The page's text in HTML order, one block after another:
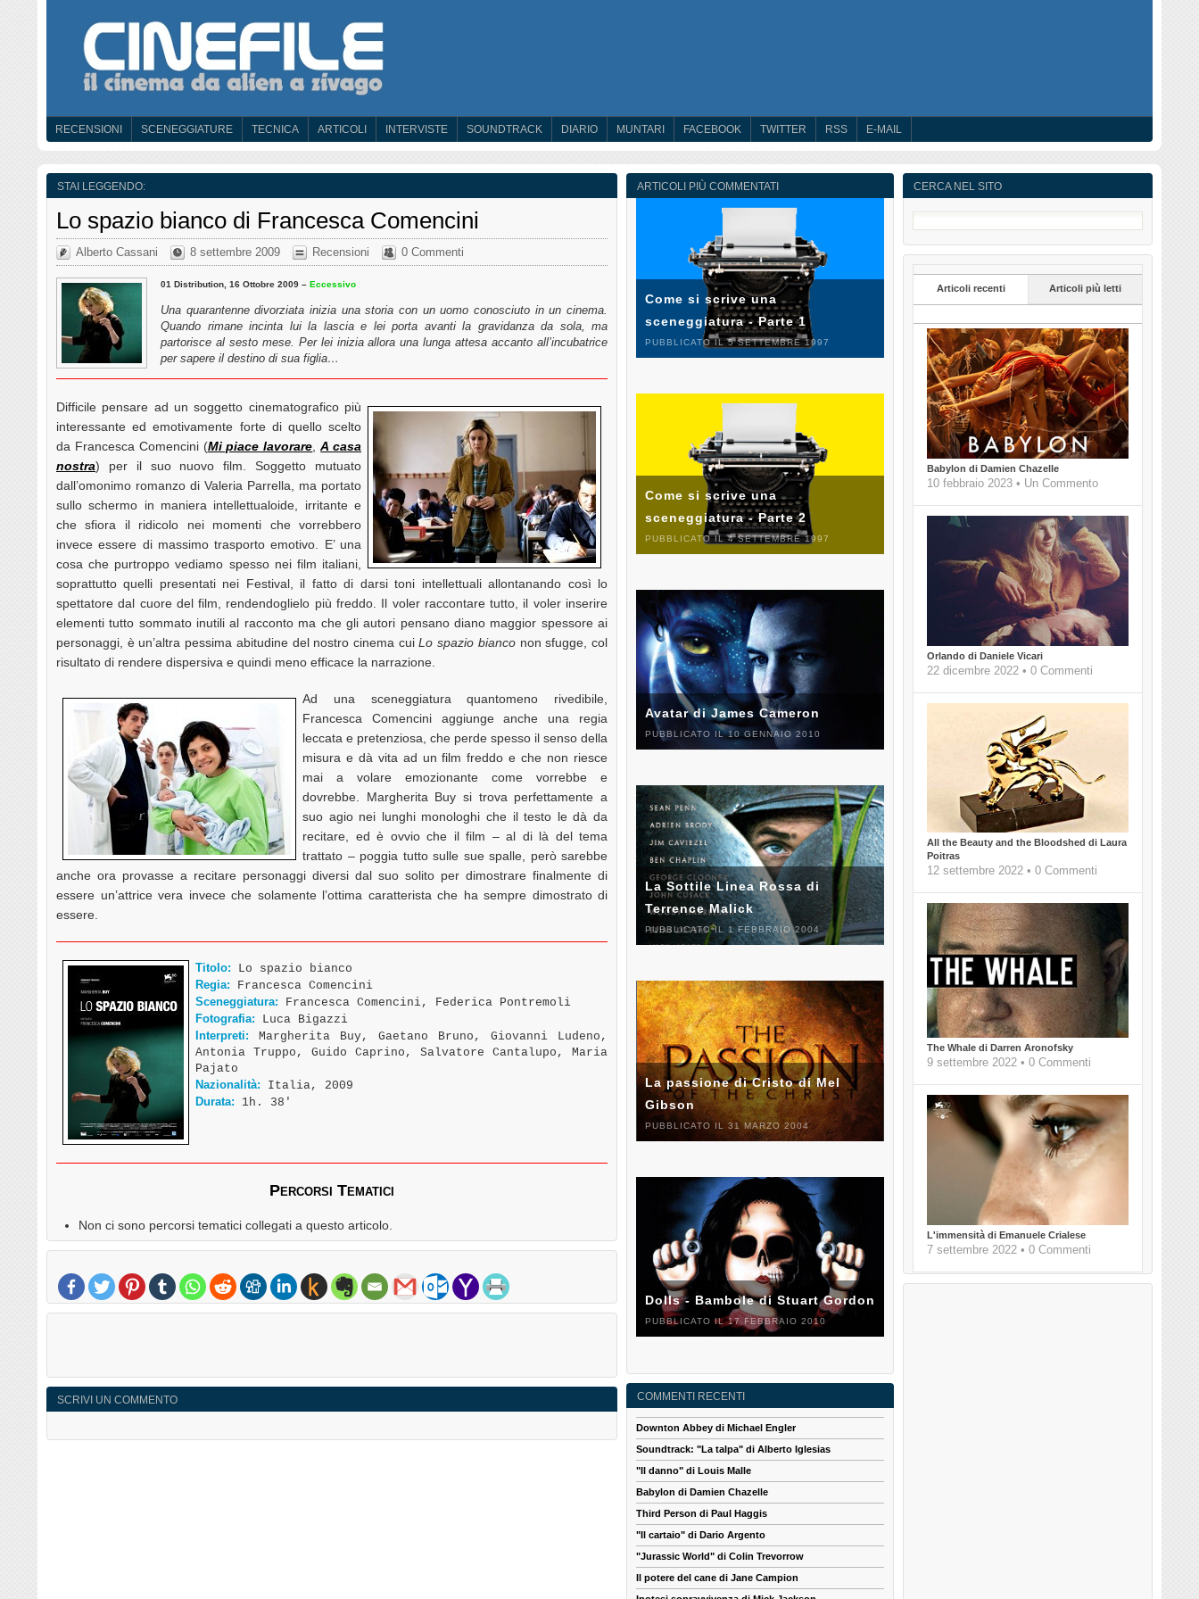
RECENSIONI SCENEGGIATURE TECNICA ARTICOLI INTERVISTE SOUNDTRACK DIARIO MUNTARI FACEBOOK TWITTER RSS E-MAIL
STAI LEGGENDO:
Lo spazio bianco di Francesca Comencini
Alberto Cassani 8 settembre 2009 Recensioni 0 Commenti
01 Distribution, 16 Ottobre 2009 – Eccessivo
Una quarantenne divorziata inizia una storia con un uomo conosciuto in un cinema.
Quando rimane incinta lui la lascia e lei porta avanti la gravidanza da sola, ma
partorisce al sesto mese. Per lei inizia allora una lunga attesa accanto all’incubatrice
per sapere il destino di sua figlia…
Difficile pensare ad un soggetto cinematografico più
interessante ed emotivamente forte di quello scelto
da Francesca Comencini (Mi piace lavorare ,A casa
nostra) per il suo nuovo film. Soggetto mutuato
dall’omonimo romanzo di Valeria Parrella, ma portato
sullo schermo in maniera intellettualoide, irritante e
che sfiora il ridicolo nei momenti che vorrebbero
invece essere di massimo trasporto emotivo. E’ una
cosa che purtroppo vediamo spesso nei film italiani,
soprattutto quelli presentati nei Festival, il fatto di darsi toni intellettuali allontanando così lo
spettatore dal cuore del film, rendendoglielo più freddo. Il voler raccontare tutto, il voler inserire
elementi tutto sommato inutili al racconto ma che gli autori pensano diano maggior spessore ai
personaggi, è un’altra pessima abitudine del nostro cinema cuiLo spazio bianconon sfugge, col
risultato di rendere dispersiva e quindi meno efficace la narrazione.
Ad una sceneggiatura quantomeno rivedibile,
Francesca Comencini aggiunge anche una regia
leccata e pretenziosa, che perde spesso il senso della
misura e dà vita ad un film freddo e che non riesce
mai a volare emozionante come vorrebbe e
dovrebbe. Margherita Buy si trova perfettamente a
suo agio nei lunghi monologhi che il testo le dà da
recitare, ed è ovvio che il film – al di là del tema
trattato – poggia tutto sulle sue spalle, però sarebbe
anche ora provasse a recitare personaggi diversi dal suo solito per dimostrare finalmente di
essere un’attrice vera invece che solamente l’ottima caratterista che ha sempre dimostrato di
essere.
Titolo: Lo spazio bianco
Regia: Francesca Comencini
Sceneggiatura: Francesca Comencini, Federica Pontremoli
Fotografia: Luca Bigazzi
Interpreti: Margherita Buy, Gaetano Bruno, Giovanni Ludeno,
Antonia Truppo, Guido Caprino, Salvatore Cantalupo, Maria
Pajato
Nazionalità: Italia, 2009
Durata: 1h. 38′
Percorsi Tematici
Non ci sono percorsi tematici collegati a questo articolo.
SCRIVI UN COMMENTO
CERCA NEL SITO
Articoli recenti Articoli più letti
Babylon di Damien Chazelle
10 febbraio 2023 • Un Commento
Orlando di Daniele Vicari
22 dicembre 2022 • 0 Commenti
All the Beauty and the Bloodshed di Laura
Poitras
12 settembre 2022 • 0 Commenti
The Whale di Darren Aronofsky
9 settembre 2022 • 0 Commenti
L'immensità di Emanuele Crialese
7 settembre 2022 • 0 Commenti
ARTICOLI PIÙ COMMENTATI
Come si scrive una
sceneggiatura - Parte 1
PUBBLICATO IL 5 SETTEMBRE 1997
Come si scrive una
sceneggiatura - Parte 2
PUBBLICATO IL 4 SETTEMBRE 1997
Avatar di James Cameron
PUBBLICATO IL 10 GENNAIO 2010
La Sottile Linea Rossa di
Terrence Malick
PUBBLICATO IL 1 FEBBRAIO 2004
La passione di Cristo di Mel
Gibson
PUBBLICATO IL 31 MARZO 2004
Dolls - Bambole di Stuart Gordon
PUBBLICATO IL 17 FEBBRAIO 2010
COMMENTI RECENTI
Downton Abbey di Michael Engler
Soundtrack: "La talpa" di Alberto Iglesias
"Il danno" di Louis Malle
Babylon di Damien Chazelle
Third Person di Paul Haggis
"Il cartaio" di Dario Argento
"Jurassic World" di Colin Trevorrow
Il potere del cane di Jane Campion